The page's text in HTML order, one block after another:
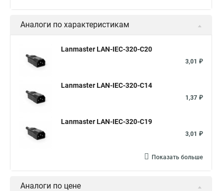
Аналоги по характеристикам
Lanmaster LAN-IEC-320-C20
3,01 ₽
Lanmaster LAN-IEC-320-C14
1,37 ₽
Lanmaster LAN-IEC-320-C19
3,01 ₽
Показать больше
Аналоги по цене